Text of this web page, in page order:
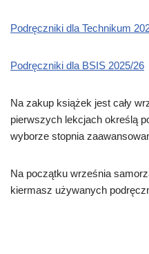
Podręczniki dla Technikum
Podręczniki dla BSIS 2025/26
Na zakup książek jest cały
pierwszych lekcjach określą
wyborze stopnia
Na początku września
kiermasz używanych